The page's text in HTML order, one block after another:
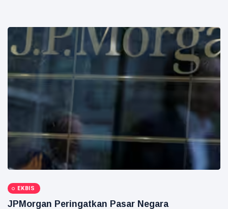
EKBIS
JPMorgan Peringatkan Pasar Negara